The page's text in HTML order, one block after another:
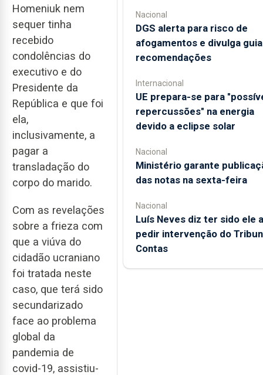
Homeniuk nem
sequer tinha
recebido
condolências do
executivo e do
Presidente da
República e que foi
ela,
inclusivamente, a
pagar a
transladação do
corpo do marido.
Com as revelações
sobre a frieza com
que a viúva do
cidadão ucraniano
foi tratada neste
caso, que terá sido
secundarizado
face ao problema
global da
pandemia de
covid-19, assistiu-
Nacional
DGS alerta para risco de
afogamentos e divulga
recomendações
Internacional
UE prepara-se para
repercussões" na energia
devido a eclipse solar
Nacional
Ministério garante
das notas na sexta-feira
Nacional
Luís Neves diz ter sido ele a
pedir intervenção do
Contas